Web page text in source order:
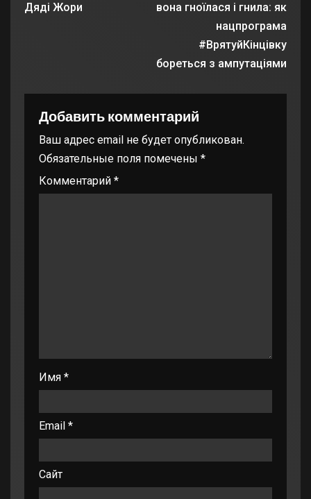
Дяді Жори
вона гноїлася і гнила: як
нацпрограма
#ВрятуйКінцівку
бореться з ампутаціями
Добавить комментарий
Ваш адрес email не будет опубликован.
Обязательные поля помечены *
Комментарий *
Имя *
Email *
Сайт